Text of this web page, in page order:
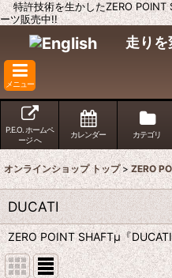
特許技術を生かしたZERO
ーツ販売中!!
走りを
メニュー
P.E.O. ホームペ
ージ へ
カレンダー カテゴリ
オンラインショップ トップ > ZERO
DUCATI
ZERO POINT SHAFTμ『